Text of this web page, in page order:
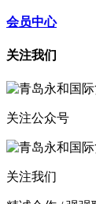
会员中心
关注我们
关注公众号
关注我们